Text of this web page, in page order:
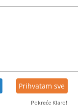
Prihvatam sve
Pokreće Klaro!